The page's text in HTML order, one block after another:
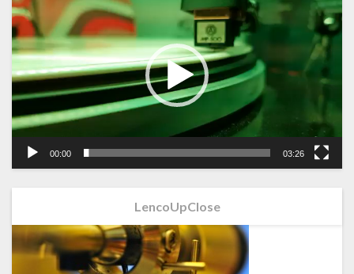
00:00 03:26
LencoUpClose